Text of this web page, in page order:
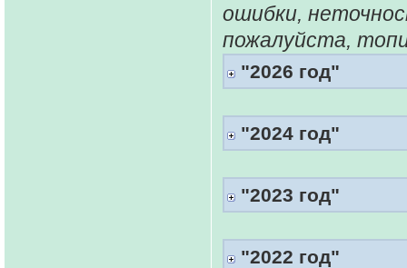
ошибки,
пожалуйста,
"2026 год"
"2024 год"
"2023 год"
"2022 год"